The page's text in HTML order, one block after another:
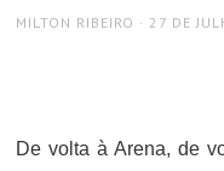
AUTHOR
MILTON RIBEIRO
POSTED
27 DE
De volta à Arena, de